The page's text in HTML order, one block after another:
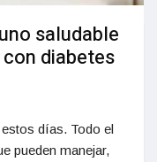
saludable
diabetes
días. Todo el
pueden manejar,